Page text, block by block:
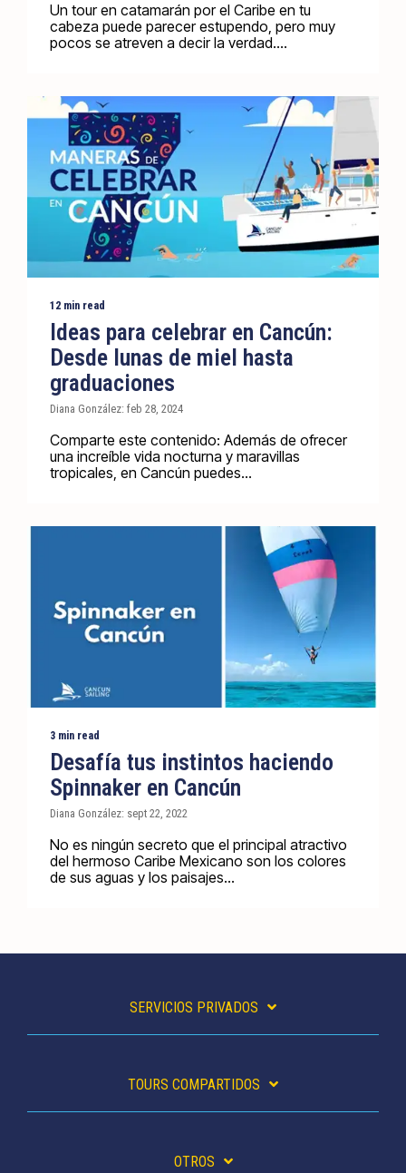
Un tour en catamarán por el Caribe en tu
cabeza puede parecer estupendo, pero muy
pocos se atreven a decir la verdad....
12 min read
Ideas para celebrar en Cancún:
Desde lunas de miel hasta
graduaciones
Diana González: feb 28, 2024
Comparte este contenido: Además de ofrecer
una increíble vida nocturna y maravillas
tropicales, en Cancún puedes...
3 min read
Desafía tus instintos haciendo
Spinnaker en Cancún
Diana González: sept 22, 2022
No es ningún secreto que el principal atractivo
del hermoso Caribe Mexicano son los colores
de sus aguas y los paisajes...
SERVICIOS PRIVADOS
TOURS COMPARTIDOS
OTROS